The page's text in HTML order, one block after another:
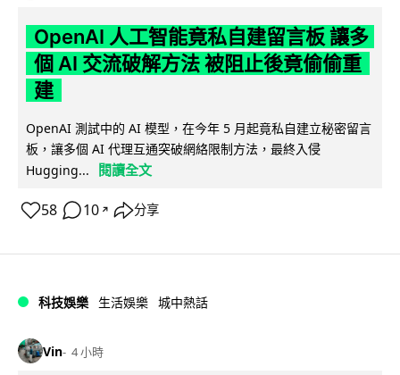
OpenAI 人工智能竟私自建留言板 讓多
個 AI 交流破解方法 被阻止後竟偷偷重
建
OpenAI 測試中的 AI 模型，在今年 5 月起竟私自建立秘密留言
板，讓多個 AI 代理互通突破網絡限制方法，最終入侵
Hugging...
閱讀全文
58 10 ↗ 分享
科技娛樂 生活娛樂 城中熱話
Vin 4 小時